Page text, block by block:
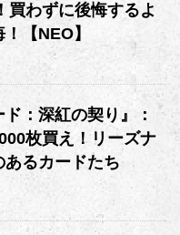
買わずに後悔するよ
【NEO】
：深紅の契り』：
枚買え！リーズナ
るカードたち